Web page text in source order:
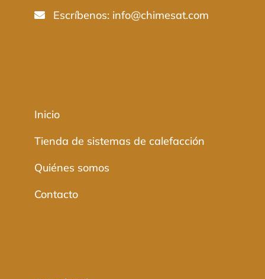
Escríbenos: info@chimesat.com
Inicio
Tienda de sistemas de calefacción
Quiénes somos
Contacto